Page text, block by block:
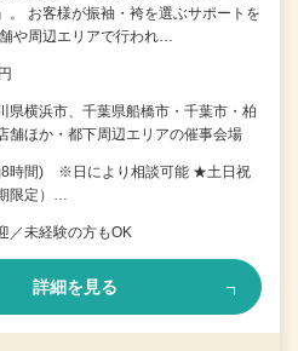
。 お客様が振袖・袴を選ぶサポートを
や周辺エリアで行われ…
県横浜市、千葉県船橋市・千葉市・柏
舗ほか・都下周辺エリアの催事会場
8時間) ※日により相談可能 ★土日祝
限定）…
／未経験の方もOK
詳細を見る